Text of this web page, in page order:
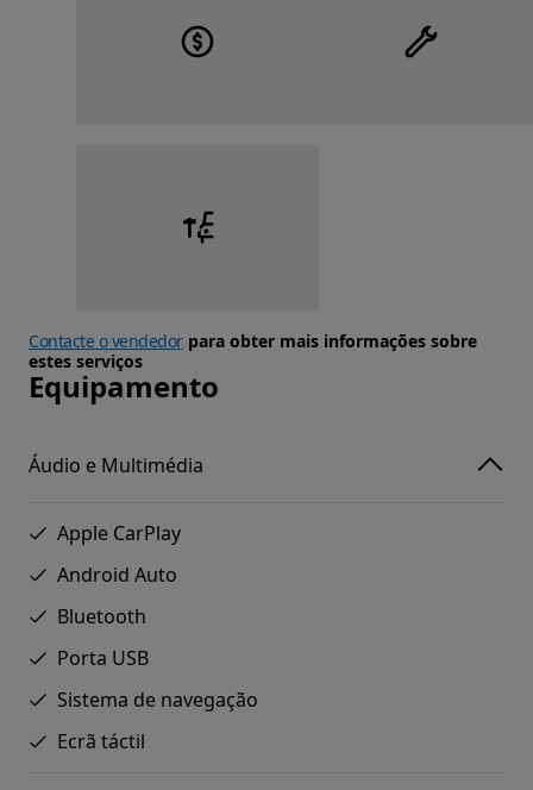
Contacte o vendedorpara obter mais informações sobre
estes serviços
Equipamento
Áudio e Multimédia
Apple CarPlay
Android Auto
Bluetooth
Porta USB
Sistema de navegação
Ecrã táctil